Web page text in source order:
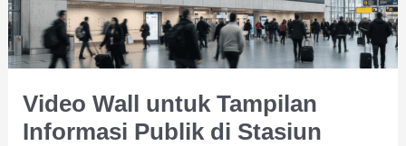
Video Wall untuk Tampilan
Informasi Publik di Stasiun
Publik
di
Kereta